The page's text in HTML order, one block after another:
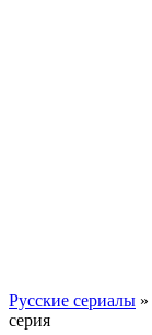
Русские сериалы »
серия